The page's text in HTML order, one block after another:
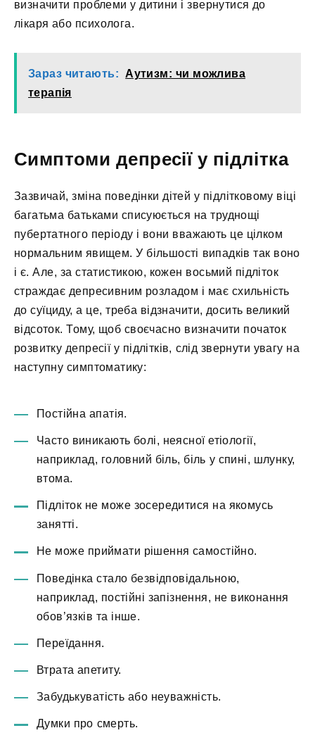
визначити проблеми у дитини і звернутися до
лікаря або психолога.
Зараз читають:
Аутизм: чи можлива
терапія
Симптоми депресії у підлітка
Зазвичай, зміна поведінки дітей у підлітковому віці
багатьма батьками списуюється на труднощі
пубертатного періоду і вони вважають це цілком
нормальним явищем. У більшості випадків так воно
і є. Але, за статистикою, кожен восьмий підліток
страждає депресивним розладом і має схильність
до суїциду, а це, треба відзначити, досить великий
відсоток. Тому, щоб своєчасно визначити початок
розвитку депресії у підлітків, слід звернути увагу на
наступну симптоматику:
Постійна апатія.
Часто виникають болі, неясної етіології,
наприклад, головний біль, біль у спині, шлунку,
втома.
Підліток не може зосередитися на якомусь
занятті.
Не може приймати рішення самостійно.
Поведінка стало безвідповідальною,
наприклад, постійні запізнення, не виконання
обов’язків та інше.
Переїдання.
Втрата апетиту.
Забудькуватість або неуважність.
Думки про смерть.